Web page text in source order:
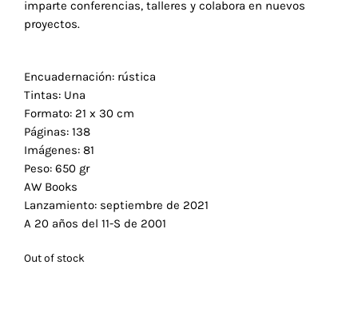
imparte conferencias, talleres y colabora en nuevos
proyectos.
Encuadernación: rústica
Tintas: Una
Formato: 21 x 30 cm
Páginas: 138
Imágenes: 81
Peso: 650 gr
AW Books
Lanzamiento: septiembre de 2021
A 20 años del 11-S de 2001
Out of stock